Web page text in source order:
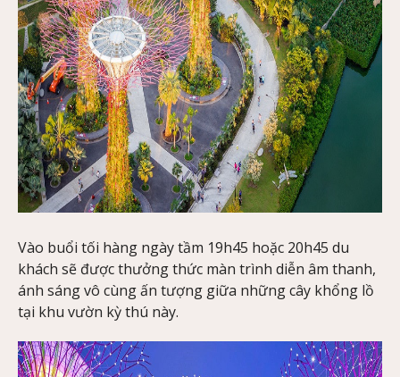
Vào buổi tối hàng ngày tầm 19h45 hoặc 20h45 du
khách sẽ được thưởng thức màn trình diễn âm thanh,
ánh sáng vô cùng ấn tượng giữa những cây khổng lồ
tại khu vườn kỳ thú này.